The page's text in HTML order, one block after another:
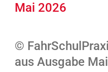
Mai 2026
©
aus Ausgabe